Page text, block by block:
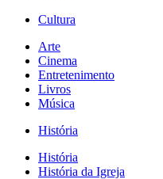
Cultura
Arte
Cinema
Entretenimento
Livros
Música
História
História
História da Igreja